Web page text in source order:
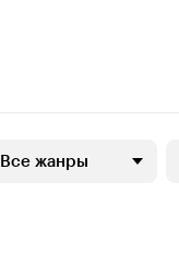
Все жанры